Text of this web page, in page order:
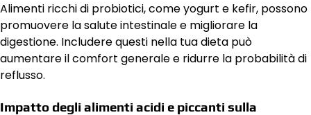
Alimenti ricchi di probiotici, come yogurt e kefir, possono
promuovere la salute intestinale e migliorare la
digestione. Includere questi nella tua dieta può
aumentare il comfort generale e ridurre la probabilità di
reflusso.
Impatto degli alimenti acidi e piccanti sulla